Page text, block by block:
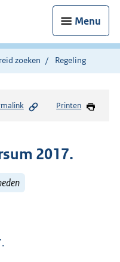
Menu
zoeken Regeling
Printen
2017.